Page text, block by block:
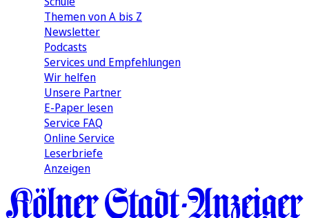
Themen von A bis Z
Newsletter
Podcasts
Services und Empfehlungen
Wir helfen
Unsere Partner
E-Paper lesen
Service FAQ
Online Service
Leserbriefe
Anzeigen